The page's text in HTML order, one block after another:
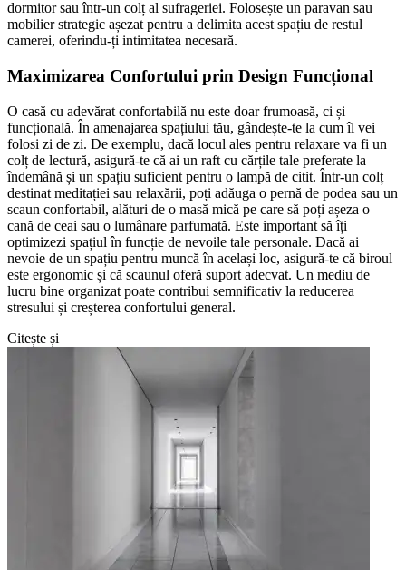
dormitor sau într-un colț al sufrageriei. Folosește un paravan sau
mobilier strategic așezat pentru a delimita acest spațiu de restul
camerei, oferindu-ți intimitatea necesară.
Maximizarea Confortului prin Design Funcțional
O casă cu adevărat confortabilă nu este doar frumoasă, ci și
funcțională. În amenajarea spațiului tău, gândește-te la cum îl vei
folosi zi de zi. De exemplu, dacă locul ales pentru relaxare va fi un
colț de lectură, asigură-te că ai un raft cu cărțile tale preferate la
îndemână și un spațiu suficient pentru o lampă de citit. Într-un colț
destinat meditației sau relaxării, poți adăuga o pernă de podea sau un
scaun confortabil, alături de o masă mică pe care să poți așeza o
cană de ceai sau o lumânare parfumată. Este important să îți
optimizezi spațiul în funcție de nevoile tale personale. Dacă ai
nevoie de un spațiu pentru muncă în același loc, asigură-te că biroul
este ergonomic și că scaunul oferă suport adecvat. Un mediu de
lucru bine organizat poate contribui semnificativ la reducerea
stresului și creșterea confortului general.
Citește și